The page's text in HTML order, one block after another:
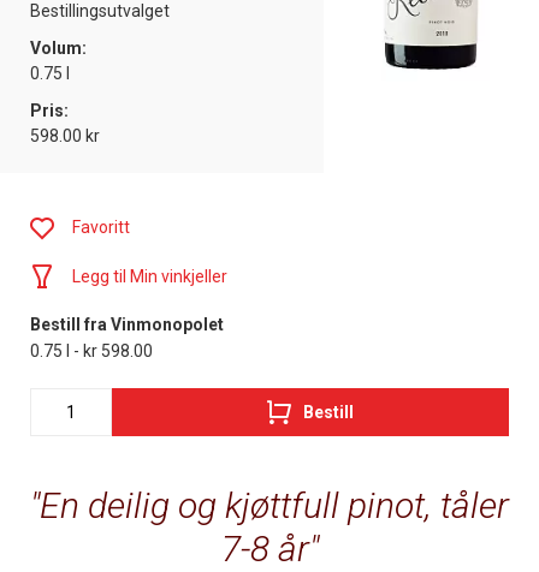
Bestillingsutvalget
Volum:
0.75 l
Pris:
598.00 kr
En deilig og kjøttfull pinot, tåler
7-8 år
Favoritt
Legg til Min vinkjeller
Bestill fra Vinmonopolet
0.75 l - kr 598.00
Bestill